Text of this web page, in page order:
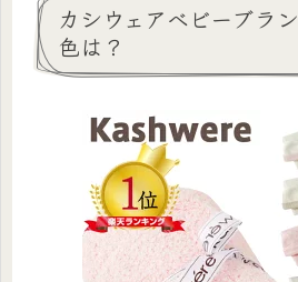
カシウェアベビーブラ
色は？